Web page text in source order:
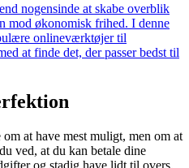
nogensinde at skabe overblik
mod økonomisk frihed. I denne
onlineværktøjer til
at finde det, der passer bedst til
at have mest muligt, men om at
ved, at du kan betale dine
og stadig have lidt til overs,